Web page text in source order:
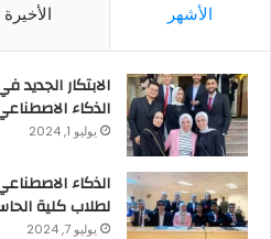
الأشهر الأخيرة
الابتكار
الذكاء
يوليو 1, 2024
الذكاء
لطلاب كلية
يوليو 7, 2024